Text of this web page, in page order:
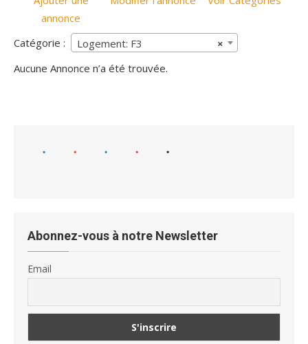
annonce
Catégorie : ×
Logement: F3
Aucune Annonce n’a été trouvée.
Abonnez-vous à notre Newsletter
Email